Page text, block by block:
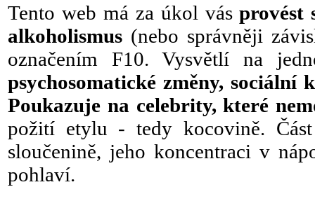
Tento web má za úkol vásprovést
alkoholismus (nebo správněji
označením F10. Vysvětlí na
psychosomatické změny, sociální
Poukazuje na celebrity, které
požití etylu - tedy kocovině.
sloučenině, jeho koncentraci v
pohlaví.